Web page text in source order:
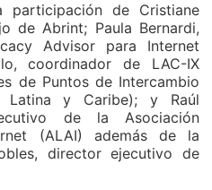
de Cristiane
de Abrint; Paula Bernardi,
Advisor para Internet
coordinador de LAC-IX
de Puntos de Intercambio
y Caribe); y Raúl
de la Asociación
(ALAI) además de la
director ejecutivo de